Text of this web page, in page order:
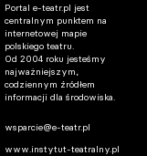
Portal e-teatr.pl jest
centralnym punktem na
internetowej mapie
polskiego teatru.
Od 2004 roku jesteśmy
najważniejszym,
codziennym źródłem
informacji dla środowiska.
wsparcie@e-teatr.pl
www.instytut-teatralny.pl